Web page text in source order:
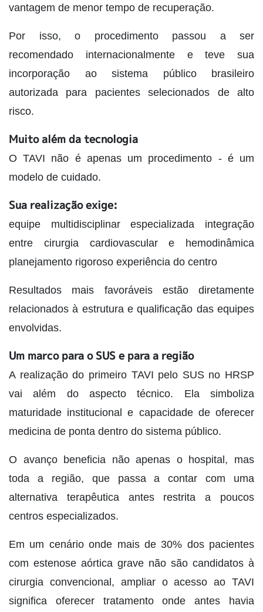
vantagem de menor tempo de recuperação.
Por isso, o procedimento passou a ser
recomendado internacionalmente e teve sua
incorporação ao sistema público brasileiro
autorizada para pacientes selecionados de alto
risco.
Muito além da tecnologia
O TAVI não é apenas um procedimento - é um
modelo de cuidado.
Sua realização exige:
equipe multidisciplinar especializada integração
entre cirurgia cardiovascular e hemodinâmica
planejamento rigoroso experiência do centro
Resultados mais favoráveis estão diretamente
relacionados à estrutura e qualificação das equipes
envolvidas.
Um marco para o SUS e para a região
A realização do primeiro TAVI pelo SUS no HRSP
vai além do aspecto técnico. Ela simboliza
maturidade institucional e capacidade de oferecer
medicina de ponta dentro do sistema público.
O avanço beneficia não apenas o hospital, mas
toda a região, que passa a contar com uma
alternativa terapêutica antes restrita a poucos
centros especializados.
Em um cenário onde mais de 30% dos pacientes
com estenose aórtica grave não são candidatos à
cirurgia convencional, ampliar o acesso ao TAVI
significa oferecer tratamento onde antes havia